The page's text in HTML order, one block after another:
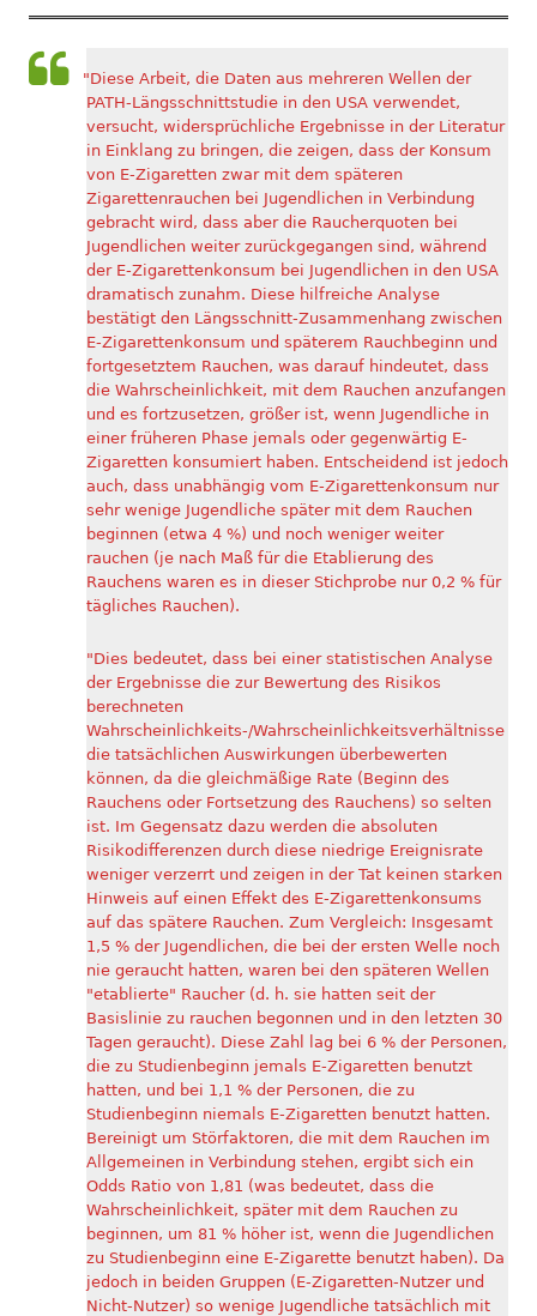
"Diese Arbeit, die Daten aus mehreren Wellen der
PATH-Längsschnittstudie in den USA verwendet,
versucht, widersprüchliche Ergebnisse in der Literatur
in Einklang zu bringen, die zeigen, dass der Konsum
von E-Zigaretten zwar mit dem späteren
Zigarettenrauchen bei Jugendlichen in Verbindung
gebracht wird, dass aber die Raucherquoten bei
Jugendlichen weiter zurückgegangen sind, während
der E-Zigarettenkonsum bei Jugendlichen in den USA
dramatisch zunahm. Diese hilfreiche Analyse
bestätigt den Längsschnitt-Zusammenhang zwischen
E-Zigarettenkonsum und späterem Rauchbeginn und
fortgesetztem Rauchen, was darauf hindeutet, dass
die Wahrscheinlichkeit, mit dem Rauchen anzufangen
und es fortzusetzen, größer ist, wenn Jugendliche in
einer früheren Phase jemals oder gegenwärtig E-
Zigaretten konsumiert haben. Entscheidend ist jedoch
auch, dass unabhängig vom E-Zigarettenkonsum nur
sehr wenige Jugendliche später mit dem Rauchen
beginnen (etwa 4 %) und noch weniger weiter
rauchen (je nach Maß für die Etablierung des
Rauchens waren es in dieser Stichprobe nur 0,2 % für
tägliches Rauchen).
"Dies bedeutet, dass bei einer statistischen Analyse
der Ergebnisse die zur Bewertung des Risikos
berechneten
Wahrscheinlichkeits-/Wahrscheinlichkeitsverhältnisse
die tatsächlichen Auswirkungen überbewerten
können, da die gleichmäßige Rate (Beginn des
Rauchens oder Fortsetzung des Rauchens) so selten
ist. Im Gegensatz dazu werden die absoluten
Risikodifferenzen durch diese niedrige Ereignisrate
weniger verzerrt und zeigen in der Tat keinen starken
Hinweis auf einen Effekt des E-Zigarettenkonsums
auf das spätere Rauchen. Zum Vergleich: Insgesamt
1,5 % der Jugendlichen, die bei der ersten Welle noch
nie geraucht hatten, waren bei den späteren Wellen
"etablierte" Raucher (d. h. sie hatten seit der
Basislinie zu rauchen begonnen und in den letzten 30
Tagen geraucht). Diese Zahl lag bei 6 % der Personen,
die zu Studienbeginn jemals E-Zigaretten benutzt
hatten, und bei 1,1 % der Personen, die zu
Studienbeginn niemals E-Zigaretten benutzt hatten.
Bereinigt um Störfaktoren, die mit dem Rauchen im
Allgemeinen in Verbindung stehen, ergibt sich ein
Odds Ratio von 1,81 (was bedeutet, dass die
Wahrscheinlichkeit, später mit dem Rauchen zu
beginnen, um 81 % höher ist, wenn die Jugendlichen
zu Studienbeginn eine E-Zigarette benutzt haben). Da
jedoch in beiden Gruppen (E-Zigaretten-Nutzer und
Nicht-Nutzer) so wenige Jugendliche tatsächlich mit